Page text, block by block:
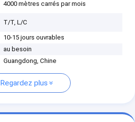
4000 mètres carrés par mois
T/T, L/C
10-15 jours ouvrables
au besoin
Guangdong, Chine
Regardez plus